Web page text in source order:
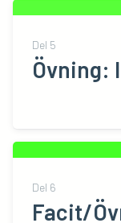
Del 5
Övning:
Del 6
Facit/